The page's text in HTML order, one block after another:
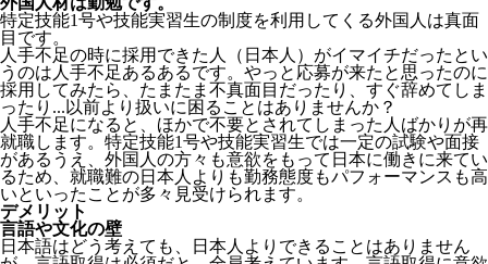
特定技能1号や技能実習生の制度を利用してくる外国人は真面
目 です。
人手不足の時に採用できた人（日本人）がイマイチだったとい
うのは人手不足あるあるです。やっと応募が来たと思ったのに
採用してみたら、たまたま不真面目だったり、すぐ辞めてしま
ったり...以前より扱いに困ることはありませんか？
人手不足になると、ほかで不要とされてしまった人ばかりが再
就職します。特定技能1号や技能実習生では一定の試験や面接
があるうえ、外国人の方々も意欲をもって日本に働きに来てい
るため、就職難の日本人よりも勤務態度もパフォーマンスも高
いといったことが多々見受けられます。
デメリット
言語や文化の壁
日本語はどう考えても、日本人よりできることはありません